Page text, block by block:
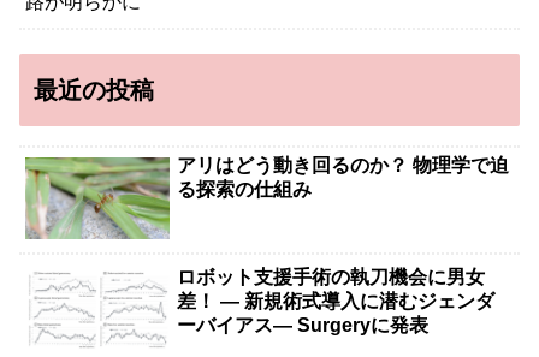
最近の投稿
アリはどう動き回るのか？ 物理学で迫
る探索の仕組み
ロボット支援手術の執刀機会に男女
差！ — 新規術式導入に潜むジェンダ
ーバイアス— Surgeryに発表